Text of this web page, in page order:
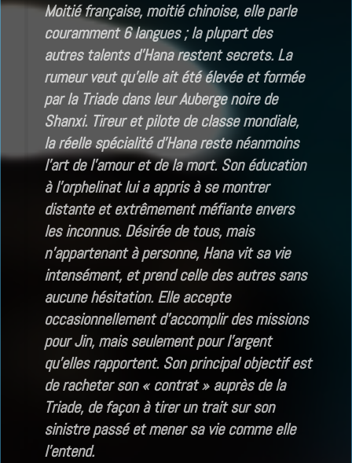
Moitié française, moitié chinoise, elle parle
couramment 6 langues ; la plupart des
autres talents d’Hana restent secrets. La
rumeur veut qu’elle ait été élevée et formée
par la Triade dans leur Auberge noire de
Shanxi. Tireur et pilote de classe mondiale,
la réelle spécialité d’Hana reste néanmoins
l’art de l’amour et de la mort. Son éducation
à l’orphelinat lui a appris à se montrer
distante et extrêmement méfiante envers
les inconnus. Désirée de tous, mais
n’appartenant à personne, Hana vit sa vie
intensément, et prend celle des autres sans
aucune hésitation. Elle accepte
occasionnellement d’accomplir des missions
pour Jin, mais seulement pour l’argent
qu’elles rapportent. Son principal objectif est
de racheter son « contrat » auprès de la
Triade, de façon à tirer un trait sur son
sinistre passé et mener sa vie comme elle
l’entend.